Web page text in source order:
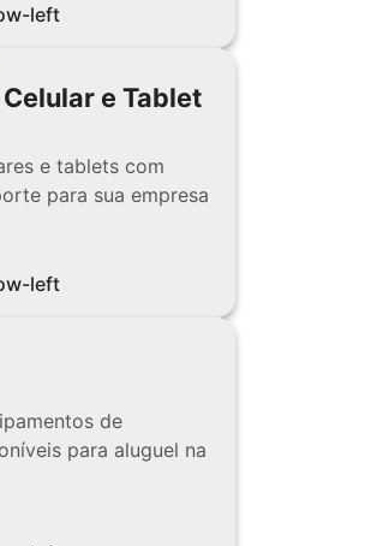
e Tablet
e tablets com
para sua empresa
de
para aluguel na